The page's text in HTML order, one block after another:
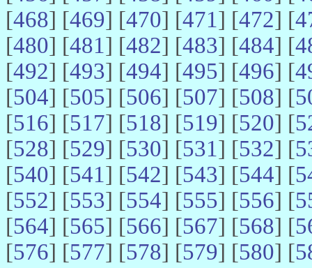
[468] [469] [470] [471] [472] [
[480] [481] [482] [483] [484] [
[492] [493] [494] [495] [496] [
[504] [505] [506] [507] [508] [
[516] [517] [518] [519] [520] [
[528] [529] [530] [531] [532] [
[540] [541] [542] [543] [544] [
[552] [553] [554] [555] [556] [
[564] [565] [566] [567] [568] [
[576] [577] [578] [579] [580] [